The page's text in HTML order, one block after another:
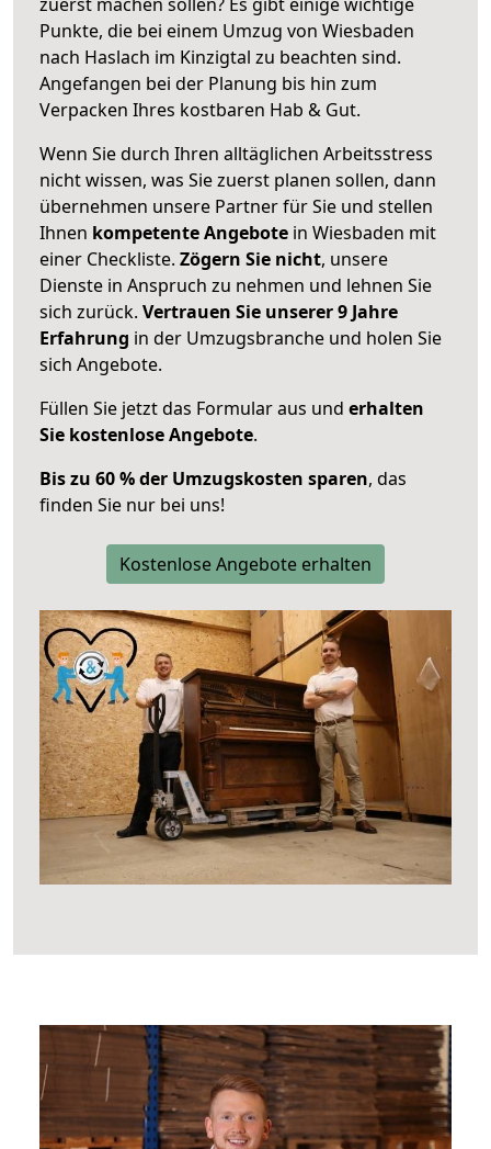
Punkte, die bei einem Umzug von Wiesbaden
nach Haslach im Kinzigtal zu beachten sind.
Angefangen bei der Planung bis hin zum
Verpacken Ihres kostbaren Hab & Gut.
Wenn Sie durch Ihren alltäglichen Arbeitsstress
nicht wissen, was Sie zuerst planen sollen, dann
übernehmen unsere Partner für Sie und stellen
Ihnen kompetente Angebote in Wiesbaden mit
einer Checkliste. Zögern Sie nicht, unsere
Dienste in Anspruch zu nehmen und lehnen Sie
sich zurück. Vertrauen Sie unserer 9 Jahre
Erfahrung in der Umzugsbranche und holen Sie
sich Angebote.
Füllen Sie jetzt das Formular aus und erhalten
Sie kostenlose Angebote.
Bis zu 60 % der Umzugskosten sparen, das
finden Sie nur bei uns!
Kostenlose Angebote erhalten